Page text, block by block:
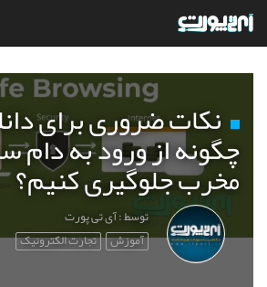
نکات ضروری برای
چگونه از ورود به دام
مخرب جلوگیری کنیم؟
توسط : آی تی پورت
آموزش تجارت الکترونیک